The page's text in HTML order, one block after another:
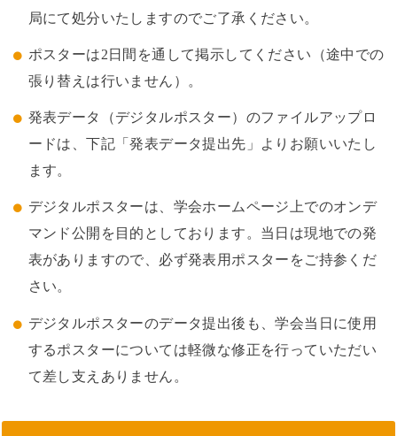
局にて処分いたしますのでご了承ください。
ポスターは2日間を通して掲示してください（途中での
張り替えは行いません）。
発表データ（デジタルポスター）のファイルアップロ
ードは、下記「発表データ提出先」よりお願いいたし
ます。
デジタルポスターは、学会ホームページ上でのオンデ
マンド公開を目的としております。当日は現地での発
表がありますので、必ず発表用ポスターをご持参くだ
さい。
デジタルポスターのデータ提出後も、学会当日に使用
するポスターについては軽微な修正を行っていただい
て差し支えありません。